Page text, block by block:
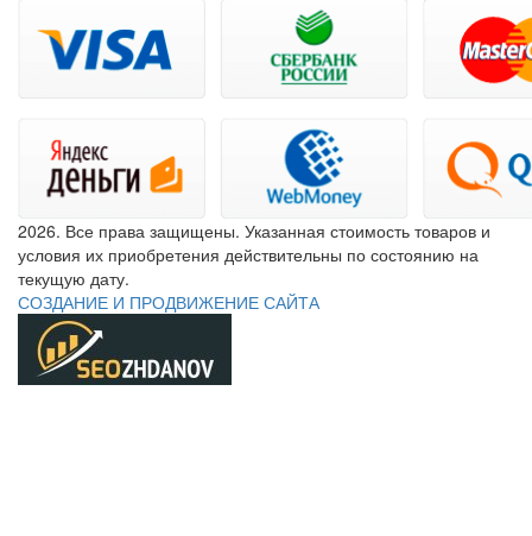
2026. Все права защищены. Указанная стоимость товаров и
условия их приобретения действительны по состоянию на
текущую дату.
СОЗДАНИЕ И ПРОДВИЖЕНИЕ САЙТА